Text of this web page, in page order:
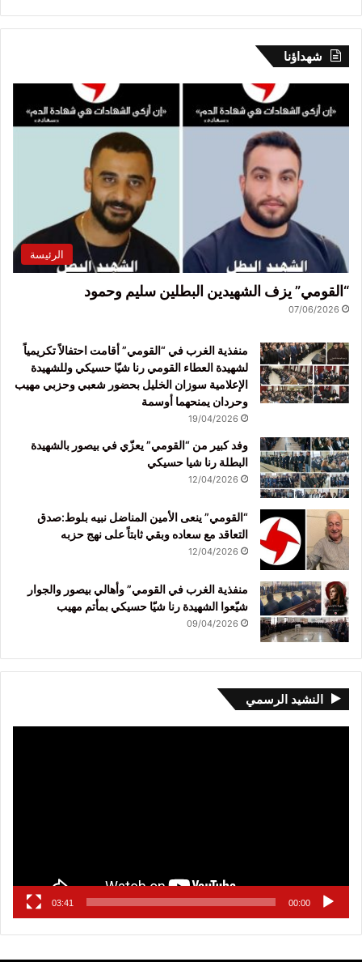
شهداؤنا
الرئيسة
“القومي” يزف الشهيدين البطلين سليم وحمود
07/06/2026
منفذية الغرب في “القومي” أقامت احتفالاً تكريمياً
لشهيدة العطاء القومي رنا شيّا حسيكي وللشهيدة
الإعلامية سوزان الخليل بحضور شعبي وحزبي مهيب
وحردان يمنحهما أوسمة
19/04/2026
وفد كبير من “القومي” يعزّي في بيصور بالشهيدة
البطلة رنا شيا حسيكي
12/04/2026
“القومي” ينعى الأمين المناضل نبيه بلوط:صدق
التعاقد مع سعاده وبقي ثابتاً على نهج حزبه
12/04/2026
منفذية الغرب في القومي” وأهالي بيصور والجوار
شيّعوا الشهيدة رنا شيّا حسيكي بمأتم مهيب
09/04/2026
النشيد الرسمي
00:00
03:41